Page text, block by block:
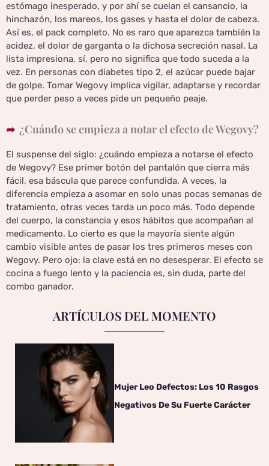
estómago inesperado, y por ahí se cuelan el cansancio, la
hinchazón, los mareos, los gases y hasta el dolor de cabeza.
Así es, el pack completo. No es raro que aparezca también la
acidez, el dolor de garganta o la dichosa secreción nasal. La
lista impresiona, sí, pero no significa que todo suceda a la
vez. En personas con diabetes tipo 2, el azúcar puede bajar
de golpe. Tomar Wegovy implica vigilar, adaptarse y recordar
que perder peso a veces pide un pequeño peaje.
¿Cuándo se empieza a notar el efecto de Wegovy?
El suspense del siglo: ¿cuándo empieza a notarse el efecto
de Wegovy? Ese primer botón del pantalón que cierra más
fácil, esa báscula que parece confundida. A veces, la
diferencia empieza a asomar en solo unas pocas semanas de
tratamiento, otras veces tarda un poco más. Todo depende
del cuerpo, la constancia y esos hábitos que acompañan al
medicamento. Lo cierto es que la mayoría siente algún
cambio visible antes de pasar los tres primeros meses con
Wegovy. Pero ojo: la clave está en no desesperar. El efecto se
cocina a fuego lento y la paciencia es, sin duda, parte del
combo ganador.
ARTÍCULOS DEL MOMENTO
Mujer Leo Defectos: Los 10 Rasgos
Negativos De Su Fuerte Carácter